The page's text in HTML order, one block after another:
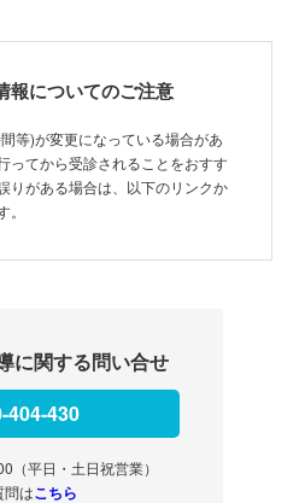
報についてのご注意
等)が変更になっている場合があ
ってから受診されることをおすす
りがある場合は、以下のリンクか
に関する問い合せ
404-430
（平日・土日祝営業）
問はこちら